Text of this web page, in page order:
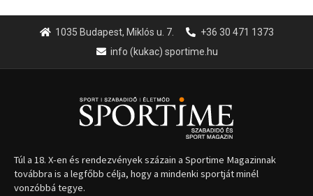
1035 Budapest, Miklós u. 7.
+36 30 471 1373
info (kukac) sportime.hu
Túl a 18. X-en és rendezvények százain a Sportime Magazinnak
továbbra is a legfőbb célja, hogy a mindenki sportját minél
vonzóbbá tegye.